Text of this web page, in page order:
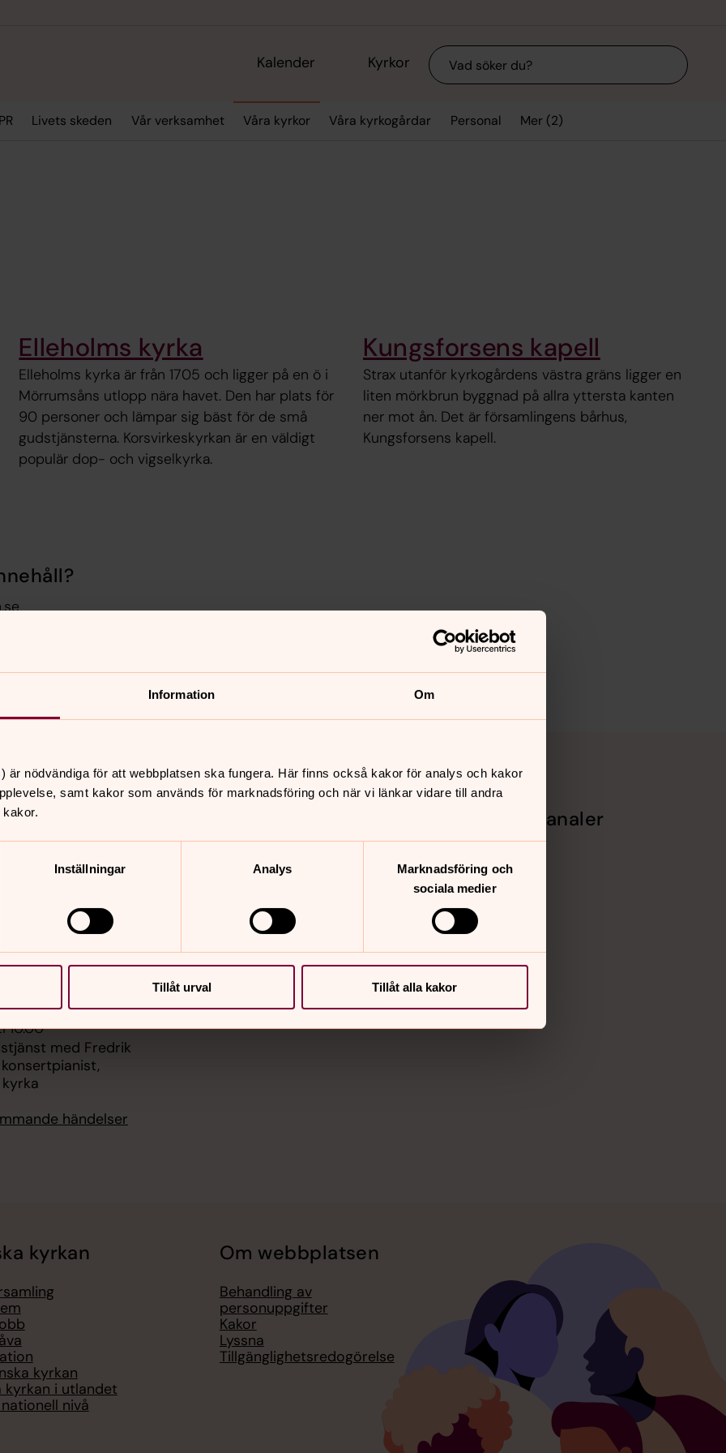
Information Om
är nödvändiga för att webbplatsen ska fungera. Här finns också kakor för analys och kakor
samt kakor som används för marknadsföring och när vi länkar vidare till andra
Inställningar Analys
Marknadsföring och
sociala medier
Tillåt urval Tillåt alla kakor
Kalender Kyrkor Sök
Livets skeden Vår verksamhet Våra kyrkor Våra kyrkogårdar Personal Mer (2)
Elleholms kyrka
Elleholms kyrka är från 1705 och ligger på en ö i
Mörrumsåns utlopp nära havet. Den har plats för
90 personer och lämpar sig bäst för de små
gudstjänsterna. Korsvirkeskyrkan är en väldigt
populär dop- och vigselkyrka.
Kungsforsens kapell
Strax utanför kyrkogårdens västra gräns ligger en
liten mörkbrun byggnad på allra yttersta kanten
ner mot ån. Det är församlingens bårhus,
Kungsforsens kapell.
kyrka
Hopp & Kaffe
10.00
kyrka
10.00
med Fredrik
händelser
Konfirmation 2027
Barn och ungdomar
Musik - våra körer
Sidkarta
Sociala kanaler
Instagram
Vimeo
kyrkan
kyrkan
kyrkan i utlandet
nivå
Om webbplatsen
Behandling av
personuppgifter
Kakor
Lyssna
Tillgänglighetsredogörelse